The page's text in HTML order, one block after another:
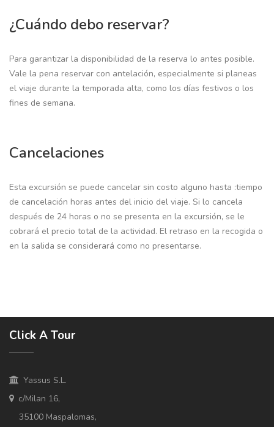
¿Cuándo debo reservar?
Para garantizar la disponibilidad de la reserva lo antes posible.
Vale la pena reservar con antelación, especialmente si planeas
el viaje durante la temporada alta, como los días festivos o los
fines de semana.
Cancelaciones
Esta excursión se puede cancelar sin costo alguno hasta :tiempo
de cancelación horas antes del inicio del viaje. Si lo cancela
después de 24 horas o no se presenta en la excursión, se le
cobrará el precio total de la actividad. El retraso en la recogida o
en la salida se considerará como no presentarse.
Click A Tour
Yassus S.L.
c/Milan 16,
35100 Maspalomas,